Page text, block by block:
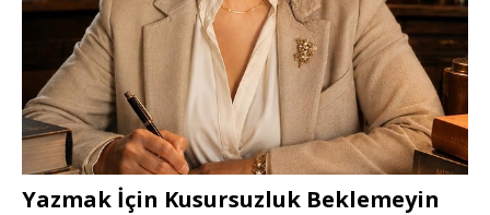
Yazmak İçin Kusursuzluk Beklemeyin